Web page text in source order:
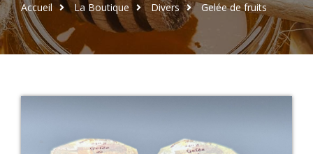
Accueil La Boutique Divers Gelée de fruits